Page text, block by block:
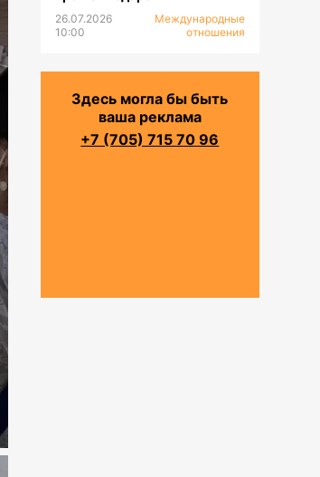
26.07.2026
10:00
Международные
отношения
Здесь могла бы быть
ваша реклама
+7 (705) 715 70 96